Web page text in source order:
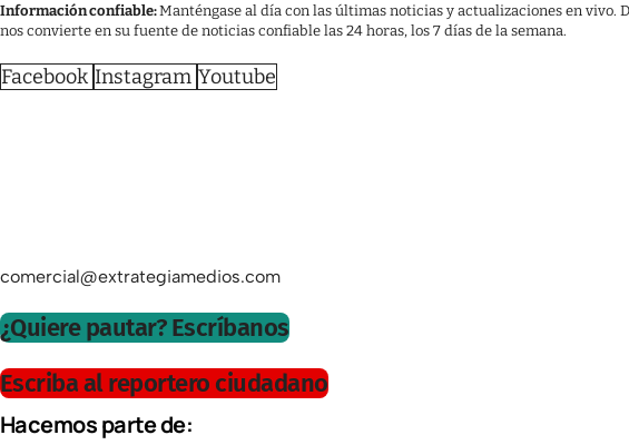
Información confiable:Manténgase al día con las últimas noticias y actualizaciones en
nos convierte en su fuente de noticias confiable las 24 horas, los 7 días de la semana.
Facebook Instagram Youtube
comercial@extrategiamedios.com
¿Quiere pautar? Escríbanos
Escriba al reportero ciudadano
Hacemos parte de: